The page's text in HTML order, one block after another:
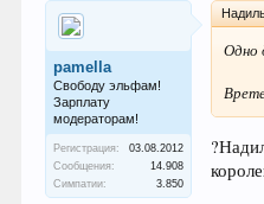
pamella
Свободу эльфам!
Зарплату
модераторам!
Регистрация:
03.08.2012
Сообщения:
14.908
Симпатии:
3.850
Одно